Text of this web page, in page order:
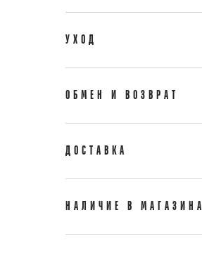
УХОД
ОБМЕН И ВОЗВРАТ
ДОСТАВКА
НАЛИЧИЕ В